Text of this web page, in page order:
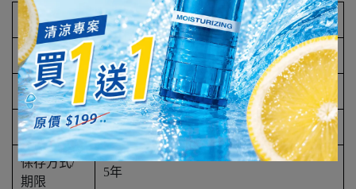
產品名稱 【岡本】003RF(3入)
產品規格 3入/盒
產品成份 乳膠、潤滑劑
產地 JAPAN
保存方式/
期限
5年